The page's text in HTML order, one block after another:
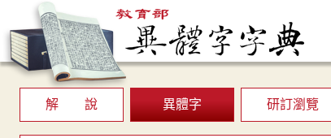
解 說 異體字 研訂瀏覽